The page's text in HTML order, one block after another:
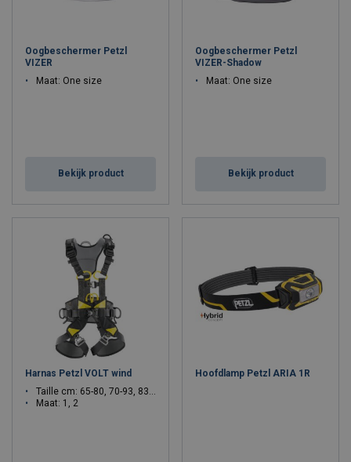
Oogbeschermer Petzl
VIZER
Maat: One size
Bekijk product
Oogbeschermer Petzl
VIZER-Shadow
Maat: One size
Bekijk product
Harnas Petzl VOLT wind
Taille cm: 65-80, 70-93, 83-120
Maat: 1, 2
Hoofdlamp Petzl ARIA 1R